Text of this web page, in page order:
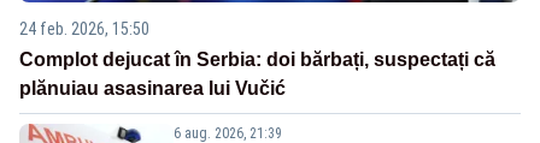
24 feb. 2026, 15:50
Complot dejucat în Serbia: doi bărbați, suspectați că
plănuiau asasinarea lui Vučić
6 aug. 2026, 21:39